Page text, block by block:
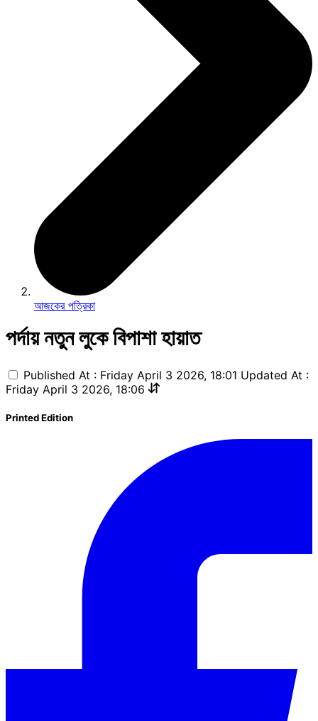
আজকের পত্রিকা
পর্দায় নতুন লুকে বিপাশা হায়াত
Published At : Friday April 3 2026, 18:01 Updated At :
Friday April 3 2026, 18:06
Printed Edition